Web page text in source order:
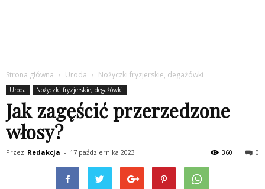
Strona główna Uroda Nożyczki fryzjerskie, degażówki
Uroda Nożyczki fryzjerskie, degażówki
Jak zagęścić przerzedzone
włosy?
Przez Redakcja - 17 października 2023 0
360